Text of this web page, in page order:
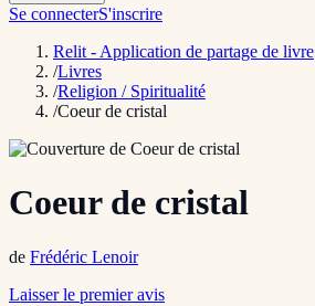
Se connecterS'inscrire
Relit - Application de partage de livre
/Livres
/Religion / Spiritualité
/Coeur de cristal
Coeur de cristal
de Frédéric Lenoir
Laisser le premier avis